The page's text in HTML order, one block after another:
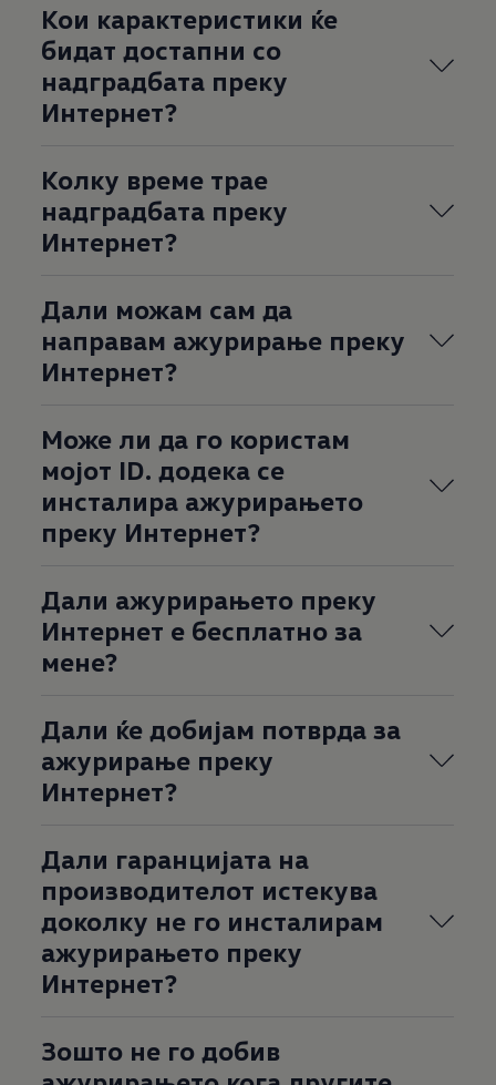
Кои карактеристики ќе
бидат достапни со
надградбата преку
Интернет?
Колку време трае
надградбата преку
Интернет?
Дали можам сам да
направам ажурирање преку
Интернет?
Може ли да го користам
мојот ID. додека се
инсталира ажурирањето
преку Интернет?
Дали ажурирањето преку
Интернет е бесплатно за
мене?
Дали ќе добијам потврда за
ажурирање преку
Интернет?
Дали гаранцијата на
производителот истекува
доколку не го инсталирам
ажурирањето преку
Интернет?
Зошто не го добив